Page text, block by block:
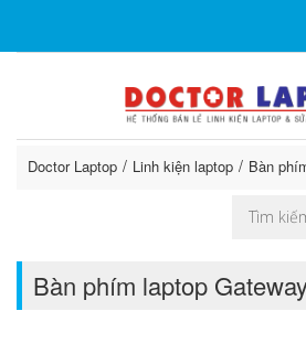
Doctor Laptop Linh kiện laptop Bàn
Bàn phím laptop